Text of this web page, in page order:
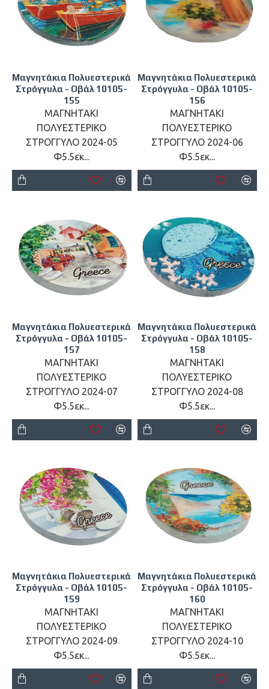
Μαγνητάκια Πολυεστερικά
Στρόγγυλα - Οβάλ 10105-
155
ΜΑΓΝΗΤΑΚΙ
ΠΟΛΥΕΣΤΕΡΙΚΟ
ΣΤΡΟΓΓΥΛΟ 2024-05
Φ5.5εκ...
Μαγνητάκια Πολυεστερικά
Στρόγγυλα - Οβάλ 10105-
156
ΜΑΓΝΗΤΑΚΙ
ΠΟΛΥΕΣΤΕΡΙΚΟ
ΣΤΡΟΓΓΥΛΟ 2024-06
Φ5.5εκ...
Μαγνητάκια Πολυεστερικά
Στρόγγυλα - Οβάλ 10105-
157
ΜΑΓΝΗΤΑΚΙ
ΠΟΛΥΕΣΤΕΡΙΚΟ
ΣΤΡΟΓΓΥΛΟ 2024-07
Φ5.5εκ...
Μαγνητάκια Πολυεστερικά
Στρόγγυλα - Οβάλ 10105-
158
ΜΑΓΝΗΤΑΚΙ
ΠΟΛΥΕΣΤΕΡΙΚΟ
ΣΤΡΟΓΓΥΛΟ 2024-08
Φ5.5εκ...
Μαγνητάκια Πολυεστερικά
Στρόγγυλα - Οβάλ 10105-
159
ΜΑΓΝΗΤΑΚΙ
ΠΟΛΥΕΣΤΕΡΙΚΟ
ΣΤΡΟΓΓΥΛΟ 2024-09
Φ5.5εκ...
Μαγνητάκια Πολυεστερικά
Στρόγγυλα - Οβάλ 10105-
160
ΜΑΓΝΗΤΑΚΙ
ΠΟΛΥΕΣΤΕΡΙΚΟ
ΣΤΡΟΓΓΥΛΟ 2024-10
Φ5.5εκ...